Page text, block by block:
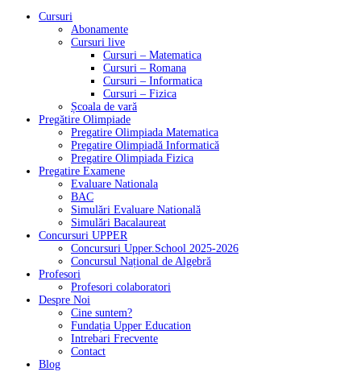
Cursuri
Abonamente
Cursuri live
Cursuri – Matematica
Cursuri – Romana
Cursuri – Informatica
Cursuri – Fizica
Școala de vară
Pregătire Olimpiade
Pregatire Olimpiada Matematica
Pregatire Olimpiadă Informatică
Pregatire Olimpiada Fizica
Pregatire Examene
Evaluare Nationala
BAC
Simulări Evaluare Natională
Simulări Bacalaureat
Concursuri UPPER
Concursuri Upper.School 2025-2026
Concursul Național de Algebră
Profesori
Profesori colaboratori
Despre Noi
Cine suntem?
Fundația Upper Education
Intrebari Frecvente
Contact
Blog